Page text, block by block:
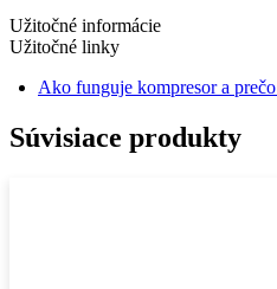
Užitočné informácie
Užitočné linky
Ako funguje kompresor a
Súvisiace produkty